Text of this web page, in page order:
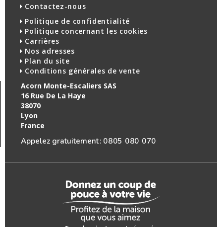
Contactez-nous
Politique de confidentialité
Politique concernant les cookies
Carrières
Nos adresses
Plan du site
Conditions générales de vente
Acorn Monte-Escaliers SAS
16 Rue De La Haye
38070
Lyon
France
Appelez gratuitement : 0805 080 070